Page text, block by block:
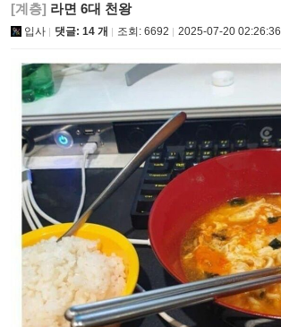
[계층] 라면 6대 천왕
입사 댓글: 14 개 조회: 6692 2025-07-20 02:26:36